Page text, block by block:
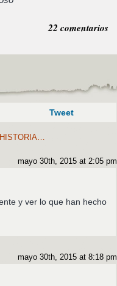
22 comentarios
Tweet
HISTORIA…
mayo 30th, 2015 at 2:05 pm
y ver lo que han hecho
mayo 30th, 2015 at 8:18 pm